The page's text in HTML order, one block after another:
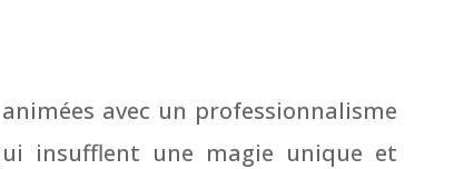
avec un professionnalisme
insufflent une magie unique et